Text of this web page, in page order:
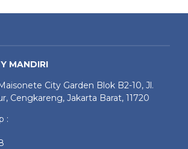
MANDIRI
City Garden Blok B2-10, Jl.
Cengkareng, Jakarta Barat, 11720
: